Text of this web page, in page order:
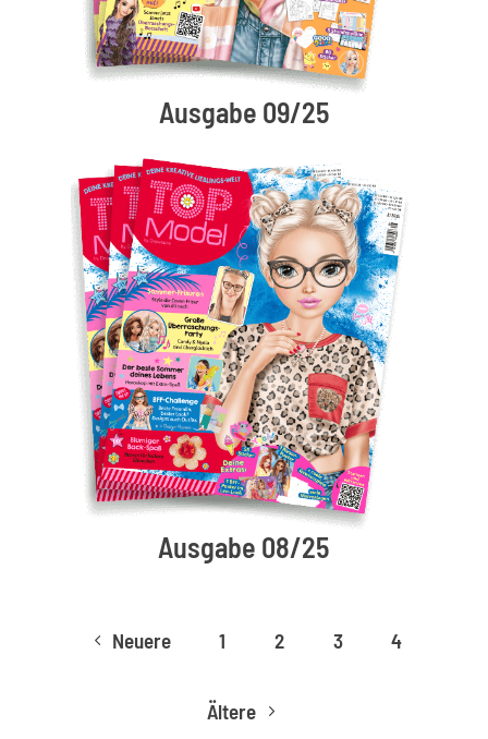
Ausgabe 09/25
Ausgabe 08/25
4 Neuere 1 2 3 4
Ältere 5